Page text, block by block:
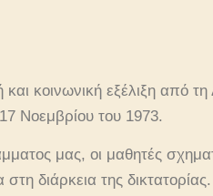
κοινωνική εξέλιξη από τη
Νοεμβρίου του 1973.
μας, οι μαθητές
διάρκεια της